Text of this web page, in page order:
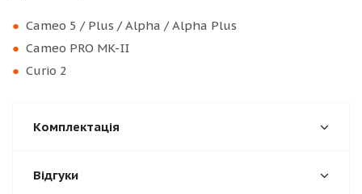
Cameo 5 / Plus / Alpha / Alpha Plus
Cameo PRO MK-II
Curio 2
Комплектація
Відгуки